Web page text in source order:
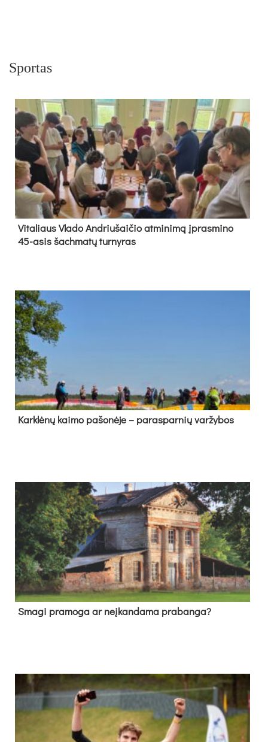
Sportas
Vi­ta­liaus Vla­do And­riu­šai­čio at­mi­ni­mą įpras­mi­no
45-asis šach­ma­tų tur­ny­ras
Kark­lė­nų kai­mo pa­šo­nė­je – pa­ras­par­nių var­žy­bos
Sma­gi pra­mo­ga ar neį­kan­da­ma pra­ban­ga?